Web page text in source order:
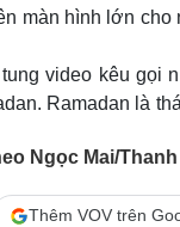
màn hình lớn cho
video kêu gọi
Ramadan là
Ngọc Mai/
Thêm VOV trên